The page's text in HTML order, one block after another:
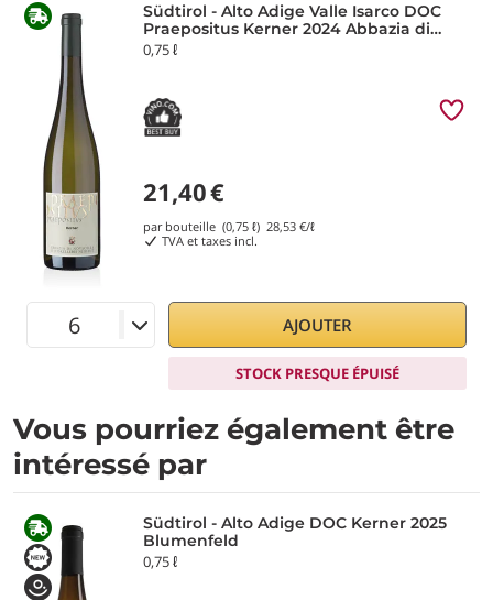
Südtirol - Alto Adige Valle Isarco DOC
Praepositus Kerner 2024 Abbazia di
Novacella
0,75 ℓ
21,40€
par bouteille (0,75 ℓ) 28,53 €/ℓ
TVA et taxes incl.
AJOUTER
STOCK PRESQUE ÉPUISÉ
Vous pourriez également être
intéressé par
Südtirol - Alto Adige DOC Kerner 2025
Blumenfeld
0,75 ℓ